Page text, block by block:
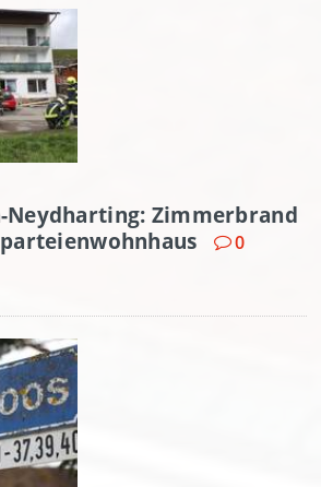
Neydharting: Zimmerbrand
0